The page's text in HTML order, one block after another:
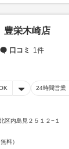
栄木崎店
口コミ 1件
24時間営業
区内島見２５１２−１
料）